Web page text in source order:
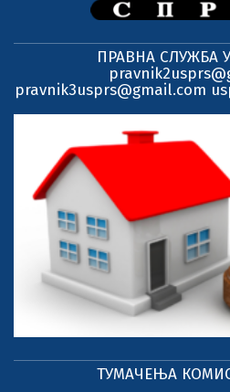
ПРАВНА СЛУЖБА
pravnik3usprs@gmail.com
ТУМАЧЕЊА